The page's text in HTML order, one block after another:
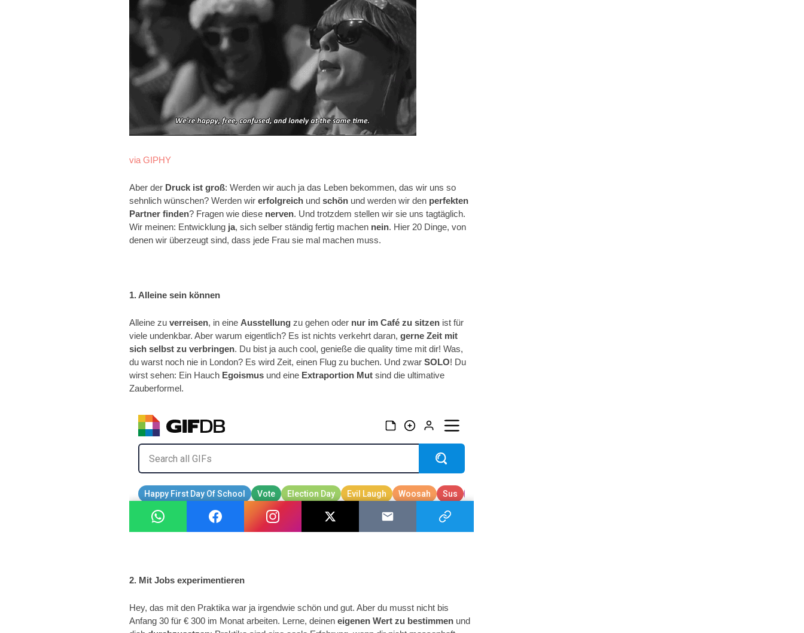
via GIPHY
Aber der Druck ist groß: Werden wir auch ja das Leben bekommen, das wir uns so
sehnlich wünschen? Werden wir erfolgreich und schön und werden wir den perfekten
Partner finden? Fragen wie diese nerven. Und trotzdem stellen wir sie uns tagtäglich.
Wir meinen: Entwicklung ja, sich selber ständig fertig machen nein. Hier 20 Dinge, von
denen wir überzeugt sind, dass jede Frau sie mal machen muss.
1. Alleine sein können
Alleine zu verreisen, in eine Ausstellung zu gehen oder nur im Café zu sitzen ist für
viele undenkbar. Aber warum eigentlich? Es ist nichts verkehrt daran, gerne Zeit mit
sich selbst zu verbringen. Du bist ja auch cool, genieße die quality time mit dir! Was,
du warst noch nie in London? Es wird Zeit, einen Flug zu buchen. Und zwar SOLO! Du
wirst sehen: Ein Hauch Egoismus und eine Extraportion Mut sind die ultimative
Zauberformel.
2. Mit Jobs experimentieren
Hey, das mit den Praktika war ja irgendwie schön und gut. Aber du musst nicht bis
Anfang 30 für € 300 im Monat arbeiten. Lerne, deinen eigenen Wert zu bestimmen und